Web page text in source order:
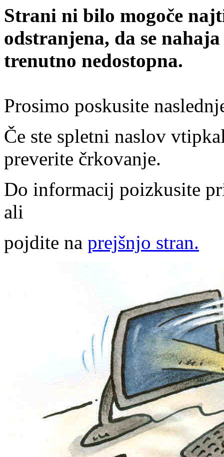
Strani ni bilo mogoče
odstranjena, da se
trenutno nedostopna.
Prosimo poskusite
Če ste spletni naslov
preverite črkovanje.
Do informacij poizkusite
ali
pojdite na prejšnjo stran.